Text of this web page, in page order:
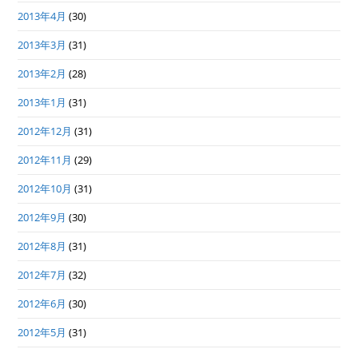
2013年4月 (30)
2013年3月 (31)
2013年2月 (28)
2013年1月 (31)
2012年12月 (31)
2012年11月 (29)
2012年10月 (31)
2012年9月 (30)
2012年8月 (31)
2012年7月 (32)
2012年6月 (30)
2012年5月 (31)